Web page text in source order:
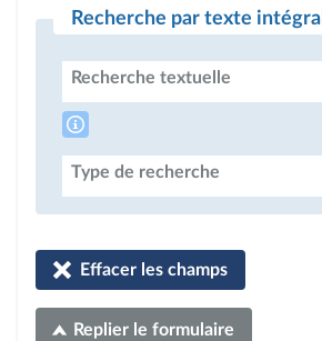
Recherche par texte intégral
Recherche textuelle
Type de recherche
Effacer les champs
Replier le formulaire